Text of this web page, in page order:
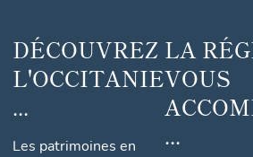
DÉCOUVREZ
L'OCCITANIE
...
Les patrimoines en
LA
VOUS
...